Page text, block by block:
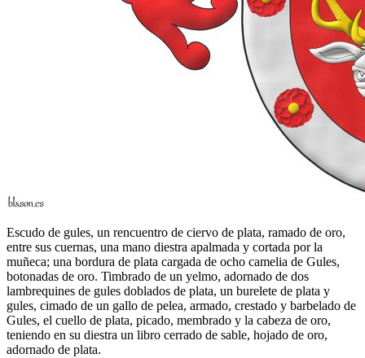
Escudo de gules, un rencuentro de ciervo de plata, ramado de oro,
entre sus cuernas, una mano diestra apalmada y cortada por la
muñeca; una bordura de plata cargada de ocho camelia de Gules,
botonadas de oro. Timbrado de un yelmo, adornado de dos
lambrequines de gules doblados de plata, un burelete de plata y
gules, cimado de un gallo de pelea, armado, crestado y barbelado de
Gules, el cuello de plata, picado, membrado y la cabeza de oro,
teniendo en su diestra un libro cerrado de sable, hojado de oro,
adornado de plata.